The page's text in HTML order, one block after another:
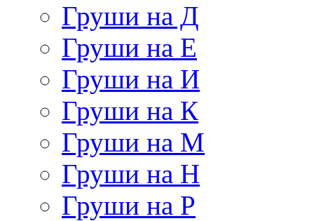
Груши на Д
Груши на Е
Груши на И
Груши на К
Груши на М
Груши на Н
Груши на Р